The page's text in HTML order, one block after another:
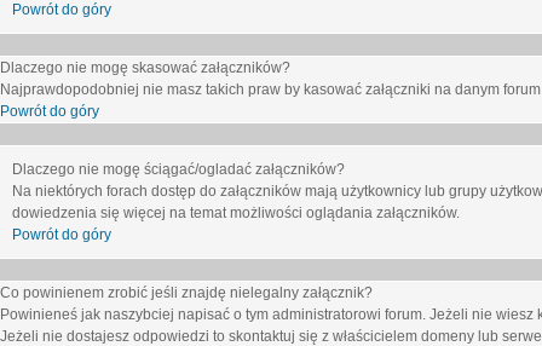
Powrót do góry
Dlaczego nie mogę skasować załączników?
Najprawdopodobniej nie masz takich praw by kasować załączniki na danym
Powrót do góry
Dlaczego nie mogę ściągać/ogladać załączników?
Na niektórych forach dostęp do załączników mają użytkownicy lub grupy
dowiedzenia się więcej na temat możliwości oglądania załączników.
Powrót do góry
Co powinienem zrobić jeśli znajdę nielegalny załącznik?
Powinieneś jak naszybciej napisać o tym administratorowi forum. Jeżeli nie
Jeżeli nie dostajesz odpowiedzi to skontaktuj się z właścicielem domeny lub